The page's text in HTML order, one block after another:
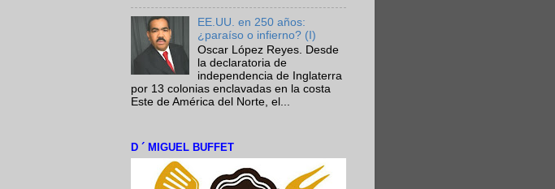
EE.UU. en 250 años:
¿paraíso o infierno? (I)
Oscar López Reyes. Desde
la declaratoria de
independencia de Inglaterra
por 13 colonias enclavadas en la costa
Este de América del Norte, el...
D ´ MIGUEL BUFFET